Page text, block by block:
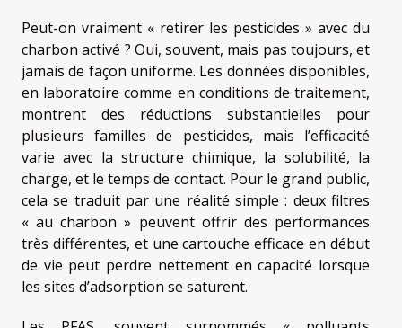
Peut-on vraiment « retirer les pesticides » avec du
charbon activé ? Oui, souvent, mais pas toujours, et
jamais de façon uniforme. Les données disponibles,
en laboratoire comme en conditions de traitement,
montrent des réductions substantielles pour
plusieurs familles de pesticides, mais l’efficacité
varie avec la structure chimique, la solubilité, la
charge, et le temps de contact. Pour le grand public,
cela se traduit par une réalité simple : deux filtres
« au charbon » peuvent offrir des performances
très différentes, et une cartouche efficace en début
de vie peut perdre nettement en capacité lorsque
les sites d’adsorption se saturent.